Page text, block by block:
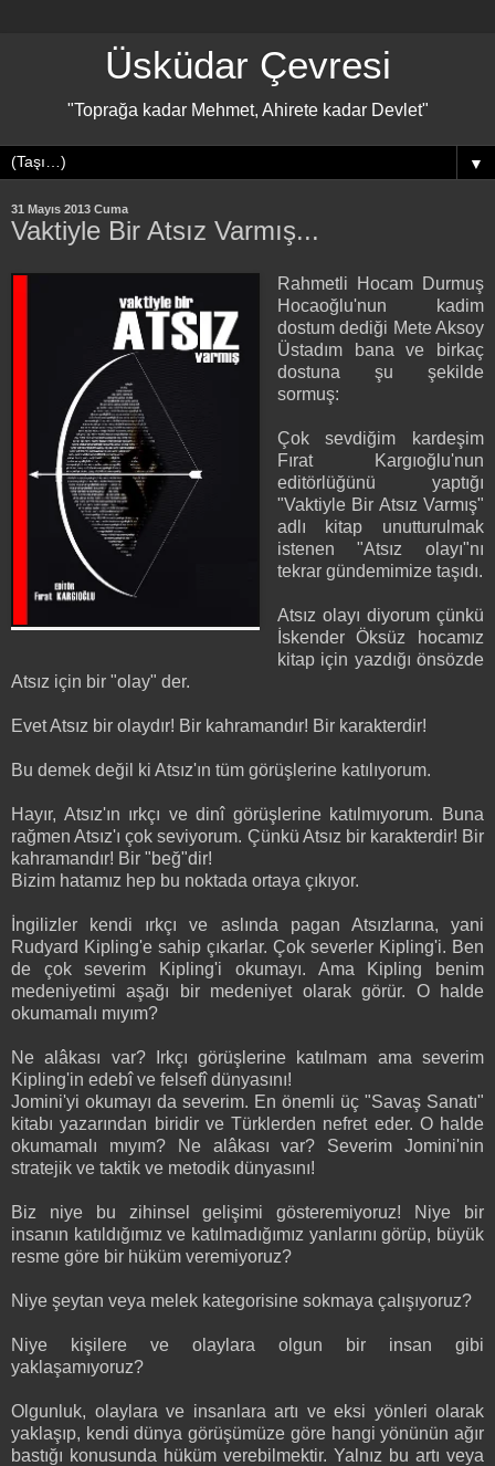
Üsküdar Çevresi
"Toprağa kadar Mehmet, Ahirete kadar Devlet"
▼
31 Mayıs 2013 Cuma
Vaktiyle Bir Atsız Varmış...
Rahmetli Hocam Durmuş
Hocaoğlu'nun kadim
dostum dediği Mete Aksoy
Üstadım bana ve birkaç
dostuna şu şekilde
sormuş:
Çok sevdiğim kardeşim
Fırat Kargıoğlu'nun
editörlüğünü yaptığı
"Vaktiyle Bir Atsız Varmış"
adlı kitap unutturulmak
istenen "Atsız olayı"nı
tekrar gündemimize taşıdı.
Atsız olayı diyorum çünkü
İskender Öksüz hocamız
kitap için yazdığı önsözde
Atsız için bir "olay" der.
Evet Atsız bir olaydır! Bir kahramandır! Bir karakterdir!
Bu demek değil ki Atsız'ın tüm görüşlerine katılıyorum.
Hayır, Atsız'ın ırkçı ve dinî görüşlerine katılmıyorum. Buna
rağmen Atsız'ı çok seviyorum. Çünkü Atsız bir karakterdir! Bir
kahramandır! Bir "beğ"dir!
Bizim hatamız hep bu noktada ortaya çıkıyor.
İngilizler kendi ırkçı ve aslında pagan Atsızlarına, yani
Rudyard Kipling'e sahip çıkarlar. Çok severler Kipling'i. Ben
de çok severim Kipling'i okumayı. Ama Kipling benim
medeniyetimi aşağı bir medeniyet olarak görür. O halde
okumamalı mıyım?
Ne alâkası var? Irkçı görüşlerine katılmam ama severim
Kipling'in edebî ve felsefî dünyasını!
Jomini'yi okumayı da severim. En önemli üç "Savaş Sanatı"
kitabı yazarından biridir ve Türklerden nefret eder. O halde
okumamalı mıyım? Ne alâkası var? Severim Jomini'nin
stratejik ve taktik ve metodik dünyasını!
Biz niye bu zihinsel gelişimi gösteremiyoruz! Niye bir
insanın katıldığımız ve katılmadığımız yanlarını görüp, büyük
resme göre bir hüküm veremiyoruz?
Niye şeytan veya melek kategorisine sokmaya çalışıyoruz?
Niye kişilere ve olaylara olgun bir insan gibi
yaklaşamıyoruz?
Olgunluk, olaylara ve insanlara artı ve eksi yönleri olarak
yaklaşıp, kendi dünya görüşümüze göre hangi yönünün ağır
bastığı konusunda hüküm verebilmektir. Yalnız bu artı veya